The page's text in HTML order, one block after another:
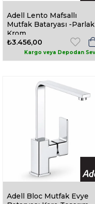
Adell Lento Mafsallı
Mutfak Bataryası -Parlak
Krom
₺3.456,00
Adell Bloc Mutfak Evye